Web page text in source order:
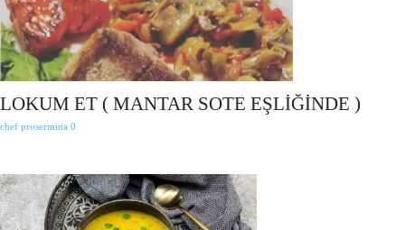
LOKUM ET ( MANTAR SOTE EŞLİĞİNDE )
chef prosermina 0